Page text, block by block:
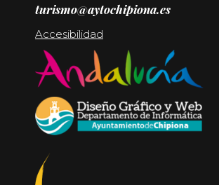
turismo@aytochipiona.es
Accesibilidad